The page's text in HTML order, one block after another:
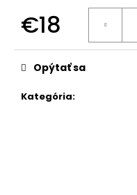
€18
Kategória:
Opýtať sa